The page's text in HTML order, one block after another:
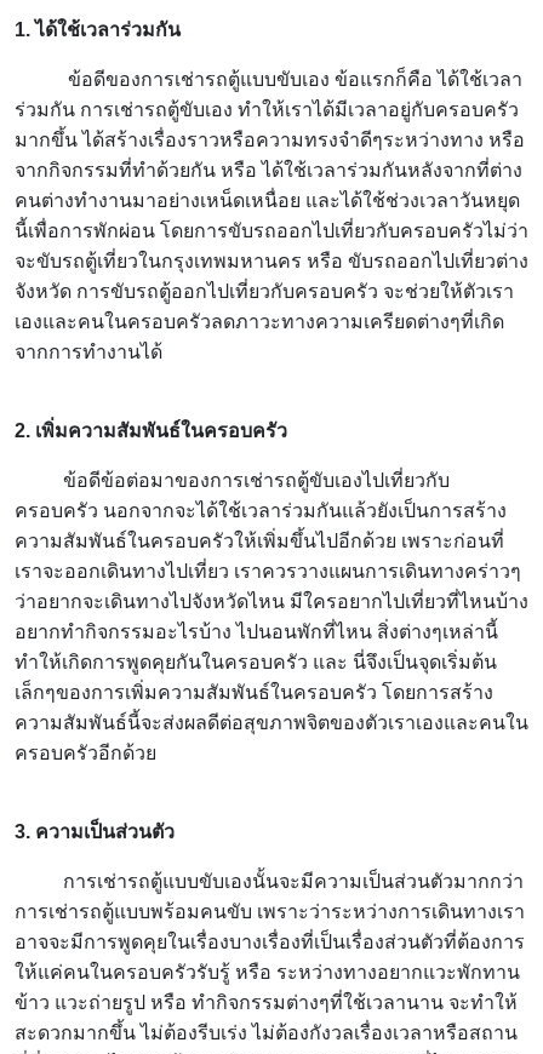
1. ได้ใช้เวลาร่วมกัน
ข้อดีของการเช่ารถตู้แบบขับเอง ข้อแรกก็คือ ได้ใช้เวลา
ร่วมกัน การเช่ารถตู้ขับเอง ทำให้เราได้มีเวลาอยู่กับครอบครัว
มากขึ้น ได้สร้างเรื่องราวหรือความทรงจำดีๆระหว่างทาง หรือ
จากกิจกรรมที่ทำด้วยกัน หรือ ได้ใช้เวลาร่วมกันหลังจากที่ต่าง
คนต่างทำงานมาอย่างเหน็ดเหนื่อย และได้ใช้ช่วงเวลาวันหยุด
นี้เพื่อการพักผ่อน โดยการขับรถออกไปเที่ยวกับครอบครัวไม่ว่า
จะขับรถตู้เที่ยวในกรุงเทพมหานคร หรือ ขับรถออกไปเที่ยวต่าง
จังหวัด การขับรถตู้ออกไปเที่ยวกับครอบครัว จะช่วยให้ตัวเรา
เองและคนในครอบครัวลดภาวะทางความเครียดต่างๆที่เกิด
จากการทำงานได้
2. เพิ่มความสัมพันธ์ในครอบครัว
ข้อดีข้อต่อมาของการเช่ารถตู้ขับเองไปเที่ยวกับ
ครอบครัว นอกจากจะได้ใช้เวลาร่วมกันแล้วยังเป็นการสร้าง
ความสัมพันธ์ในครอบครัวให้เพิ่มขึ้นไปอีกด้วย เพราะก่อนที่
เราจะออกเดินทางไปเที่ยว เราควรวางแผนการเดินทางคร่าวๆ
ว่าอยากจะเดินทางไปจังหวัดไหน มีใครอยากไปเที่ยวที่ไหนบ้าง
อยากทำกิจกรรมอะไรบ้าง ไปนอนพักที่ไหน สิ่งต่างๆเหล่านี้
ทำให้เกิดการพูดคุยกันในครอบครัว และ นี่จึงเป็นจุดเริ่มต้น
เล็กๆของการเพิ่มความสัมพันธ์ในครอบครัว โดยการสร้าง
ความสัมพันธ์นี้จะส่งผลดีต่อสุขภาพจิตของตัวเราเองและคนใน
ครอบครัวอีกด้วย
3. ความเป็นส่วนตัว
การเช่ารถตู้แบบขับเองนั้นจะมีความเป็นส่วนตัวมากกว่า
การเช่ารถตู้แบบพร้อมคนขับ เพราะว่าระหว่างการเดินทางเรา
อาจจะมีการพูดคุยในเรื่องบางเรื่องที่เป็นเรื่องส่วนตัวที่ต้องการ
ให้แค่คนในครอบครัวรับรู้ หรือ ระหว่างทางอยากแวะพักทาน
ข้าว แวะถ่ายรูป หรือ ทำกิจกรรมต่างๆที่ใช้เวลานาน จะทำให้
สะดวกมากขึ้น ไม่ต้องรีบเร่ง ไม่ต้องกังวลเรื่องเวลาหรือสถาน